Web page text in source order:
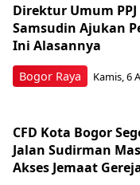
Bogor Raya
Direktur Umum
Samsudin Ajukan
Ini Alasannya
Kamis, 6
CFD Kota Bogor
Jalan Sudirman
Akses Jemaat